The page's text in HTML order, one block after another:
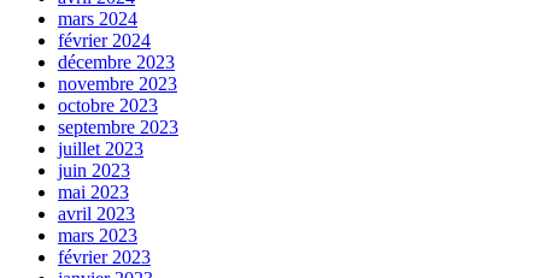
mars 2024
février 2024
décembre 2023
novembre 2023
octobre 2023
septembre 2023
juillet 2023
juin 2023
mai 2023
avril 2023
mars 2023
février 2023